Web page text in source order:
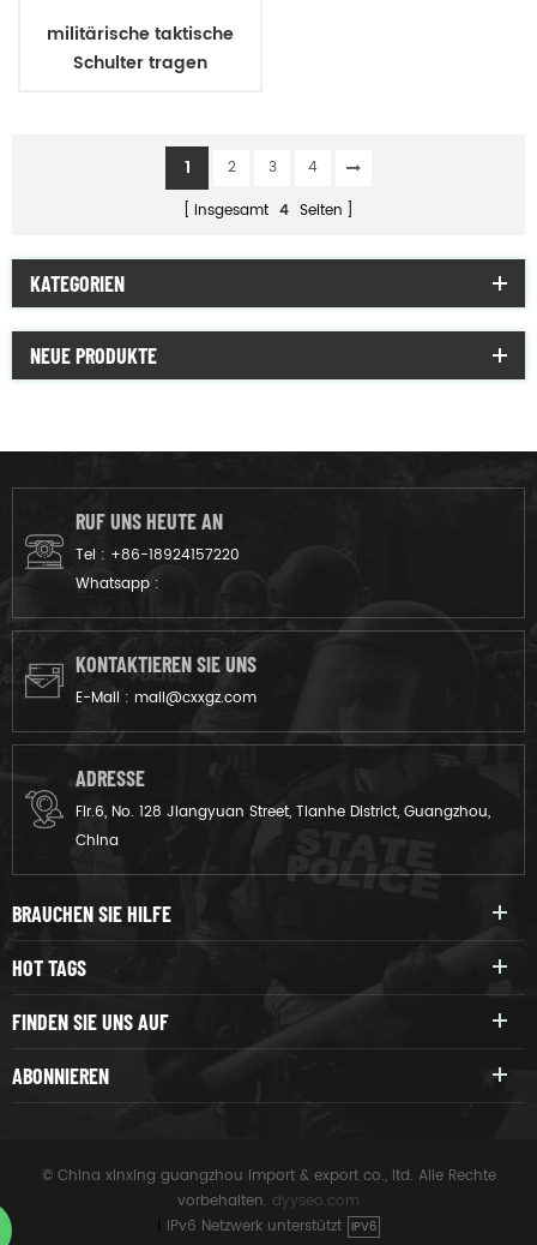
militärische taktische
Schulter tragen
1 2 3
4
insgesamt 4 Seiten
KATEGORIEN
NEUE PRODUKTE
RUF UNS HEUTE AN
Tel : +86-18924157220
Whatsapp :
KONTAKTIEREN SIE UNS
E-Mail : mail@cxxgz.com
ADRESSE
Flr.6, No. 128 Jiangyuan Street, Tianhe District, Guangzhou,
China
BRAUCHEN SIE HILFE
HOT TAGS
FINDEN SIE UNS AUF
ABONNIEREN
© China xinxing guangzhou import & export co., ltd. Alle Rechte
vorbehalten. dyyseo.com
IPv6 Netzwerk unterstützt IPV6